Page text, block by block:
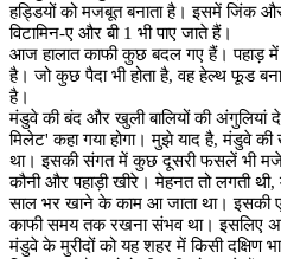
हड्डियों को मजबूत बनाता है। इसमें जिंक
विटामिन-ए और बी 1 भी पाए जाते हैं।
आज हालात काफी कुछ बदल गए हैं। पहाड़ में
है। जो कुछ पैदा भी होता है, वह हेल्थ फूड
है।
मंडुवे की बंद और खुली बालियों की
मिलेट' कहा गया होगा। मुझे याद है, मंडुवे
था। इसकी संगत में कुछ दूसरी फसलें भी मजे
कौनी और पहाड़ी खीरे। मेहनत तो लगती
साल भर खाने के काम आ जाता था। इसकी
काफी समय तक रखना संभव था। इसलिए
मंडुवे के मुरीदों को यह शहर में किसी दक्षिण